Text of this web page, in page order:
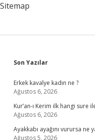
Sitemap
Sidebar
Son Yazılar
Erkek kavalye kadın ne ?
Ağustos 6, 2026
Kur’an-ı Kerim ilk hangi sure
Ağustos 6, 2026
Ayakkabı ayağını vurursa ne
Ağustos 5, 2026